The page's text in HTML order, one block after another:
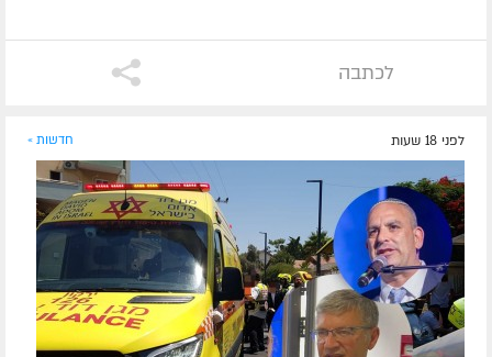
לכתבה
לפני 18 שעות חדשות »